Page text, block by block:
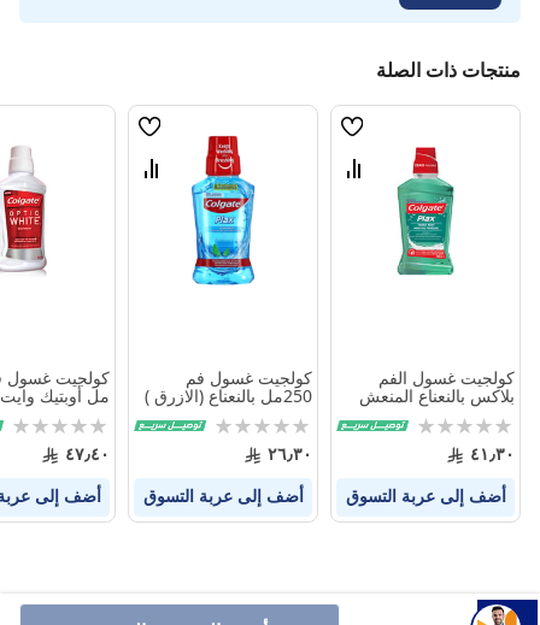
منتجات ذات الصلة
قائمة
قارن
كولجيت غسول الفم
بلاكس بالنعناع المنعش
Rating:
0%
٤١٫٣٠
أضف إلى عربة التسوق
قائمة
قارن
كولجيت غسول فم
250مل بالنعناع (الازرق )
Rating:
0%
٢٦٫٣٠
أضف إلى عربة التسوق
مل أوبتيك وايت
Rating:
0%
٤٧٫٤٠
أضف إلى